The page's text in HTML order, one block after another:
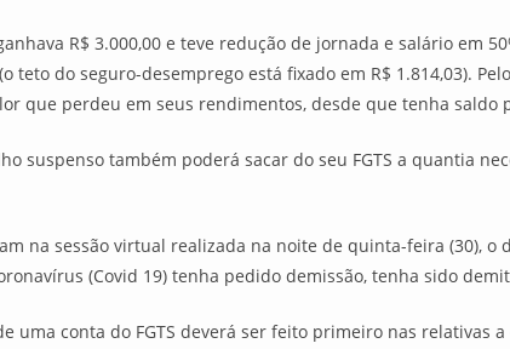
R$ 3.000,00 e teve redução de jornada e salário em
teto do seguro-desemprego está fixado em R$ 1.814,03).
que perdeu em seus rendimentos, desde que tenha saldo
suspenso também poderá sacar do seu FGTS a quantia
na sessão virtual realizada na noite de quinta-feira (30),
(Covid 19) tenha pedido demissão, tenha sido
uma conta do FGTS deverá ser feito primeiro nas